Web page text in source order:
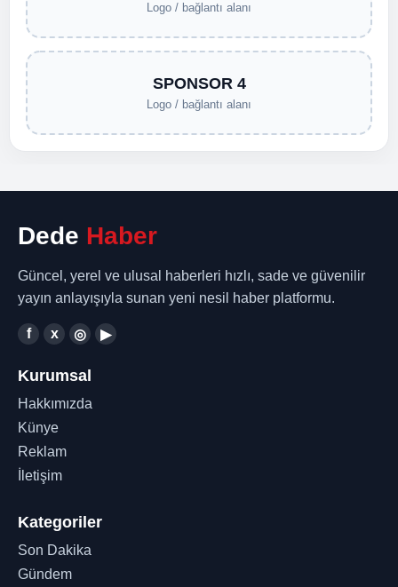
Logo / bağlantı alanı
SPONSOR 4
Logo / bağlantı alanı
Dede Haber
Güncel, yerel ve ulusal haberleri hızlı, sade ve güvenilir
yayın anlayışıyla sunan yeni nesil haber platformu.
f x ◎ ▶
Kurumsal
Hakkımızda
Künye
Reklam
İletişim
Kategoriler
Son Dakika
Gündem